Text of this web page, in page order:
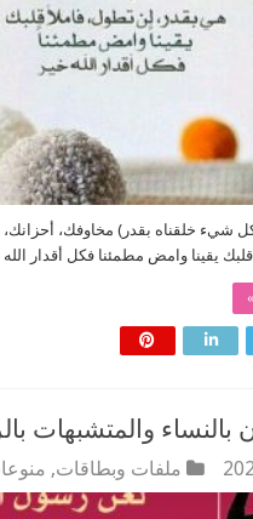
كل شيء خلقناه بقدر) مخاوفك،
يقينا وامض مطمئنا فكل أقدار الله
بالنساء والمتشبهات
ملفات وبطاقات,